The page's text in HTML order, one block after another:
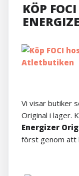
KÖP
Vi visar butiker
Original i lager.
Energizer
först genom att